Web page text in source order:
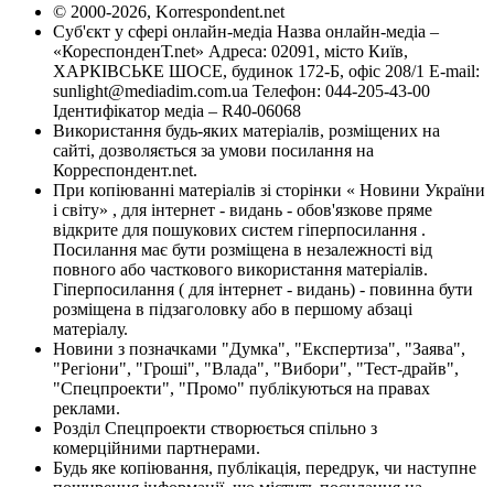
© 2000-2026, Korrespondent.net
Суб'єкт у сфері онлайн-медіа Назва онлайн-медіа –
«КореспонденТ.net» Адреса: 02091, місто Київ,
ХАРКІВСЬКЕ ШОСЕ, будинок 172-Б, офіс 208/1 E-mail:
sunlight@mediadim.com.ua Телефон: 044-205-43-00
Ідентифікатор медіа – R40-06068
Використання будь-яких матеріалів, розміщених на
сайті, дозволяється за умови посилання на
Корреспондент.net.
При копіюванні матеріалів зі сторінки « Новини України
і світу» , для інтернет - видань - обов'язкове пряме
відкрите для пошукових систем гіперпосилання .
Посилання має бути розміщена в незалежності від
повного або часткового використання матеріалів.
Гіперпосилання ( для інтернет - видань) - повинна бути
розміщена в підзаголовку або в першому абзаці
матеріалу.
Новини з позначками "Думка", "Експертиза", "Заява",
"Регіони", "Гроші", "Влада", "Вибори", "Тест-драйв",
"Спецпроекти", "Промо" публікуються на правах
реклами.
Розділ Спецпроекти створюється спільно з
комерційними партнерами.
Будь яке копіювання, публікація, передрук, чи наступне